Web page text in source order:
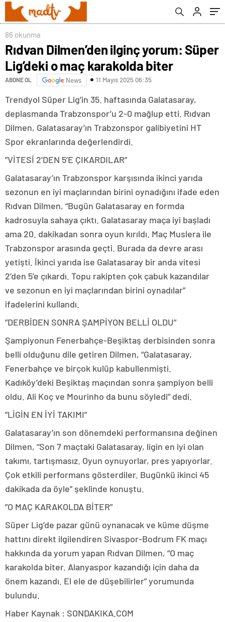
86 okunma
Rıdvan Dilmen’den ilginç yorum: Süper
Lig’deki o maç karakolda biter
ABONE OL News 11 Mayıs 2025 06:35
Trendyol Süper Lig’in 35. haftasında Galatasaray,
deplasmanda Trabzonspor’u 2-0 mağlup etti. Rıdvan
Dilmen, Galatasaray’ın Trabzonspor galibiyetini HT
Spor ekranlarında değerlendirdi.
”VİTESİ 2’DEN 5’E ÇIKARDILAR”
Galatasaray’ın Trabzonspor karşısında ikinci yarıda
sezonun en iyi maçlarından birini oynadığını ifade eden
Rıdvan Dilmen, “Bugün Galatasaray en formda
kadrosuyla sahaya çıktı. Galatasaray maça iyi başladı
ama 20. dakikadan sonra oyun kırıldı. Maç Muslera ile
Trabzonspor arasında geçti. Burada da devre arası
yetişti. İkinci yarıda ise Galatasaray bir anda vitesi
2’den 5’e çıkardı. Topu rakipten çok çabuk kazandılar
ve sezonun en iyi maçlarından birini oynadılar”
ifadelerini kullandı.
”DERBİDEN SONRA ŞAMPİYON BELLİ OLDU”
Şampiyonun Fenerbahçe-Beşiktaş derbisinden sonra
belli olduğunu dile getiren Dilmen, “Galatasaray,
Fenerbahçe ve birçok kulüp kabullenmişti.
Kadıköy’deki Beşiktaş maçından sonra şampiyon belli
oldu. Ali Koç ve Mourinho da bunu söyledi” dedi.
”LİGİN EN İYİ TAKIMI”
Galatasaray’ın son dönemdeki performansına değinen
Dilmen, “Son 7 maçtaki Galatasaray, ligin en iyi olan
takımı, tartışmasız. Oyun oynuyorlar, pres yapıyorlar.
Çok etkili performans gösterdiler. Bugünkü ikinci 45
dakikada da öyle” şeklinde konuştu.
”O MAÇ KARAKOLDA BİTER”
Süper Lig’de pazar günü oynanacak ve küme düşme
hattını direkt ilgilendiren Sivaspor-Bodrum FK maçı
hakkında da yorum yapan Rıdvan Dilmen, “O maç
karakolda biter. Alanyaspor kazandığı için daha da
önem kazandı. El ele de düşebilirler” yorumunda
bulundu.
Haber Kaynak : SONDAKIKA.COM